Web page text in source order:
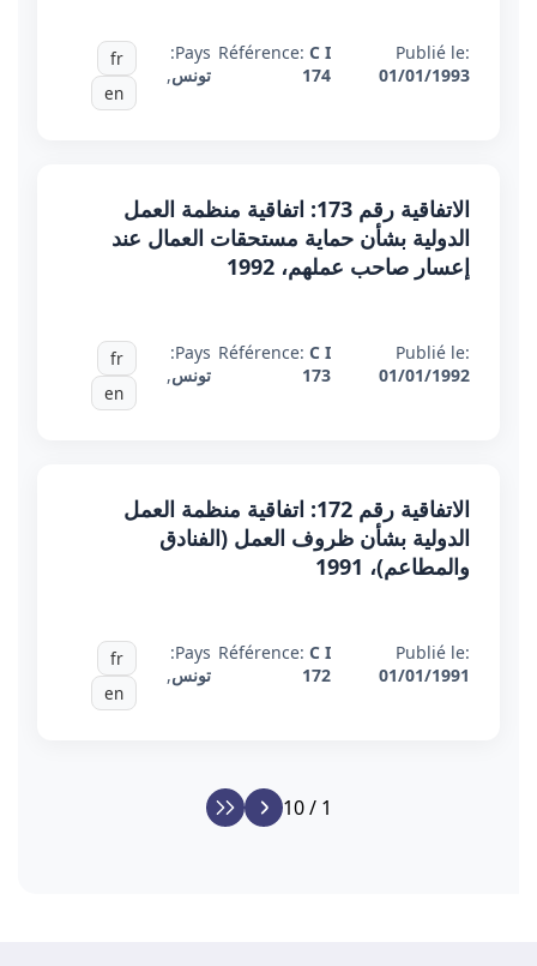
Publié le:
01/01/1993
Référence: C I
174
Pays:
تونس,
fr
en
الاتفاقية رقم 173: اتفاقية منظمة العمل
الدولية بشأن حماية مستحقات العمال عند
إعسار صاحب عملهم، 1992
Publié le:
01/01/1992
Référence: C I
173
Pays:
تونس,
fr
en
الاتفاقية رقم 172: اتفاقية منظمة العمل
الدولية بشأن ظروف العمل (الفنادق
والمطاعم)، 1991
Publié le:
01/01/1991
Référence: C I
172
Pays:
تونس,
fr
en
1 / 10